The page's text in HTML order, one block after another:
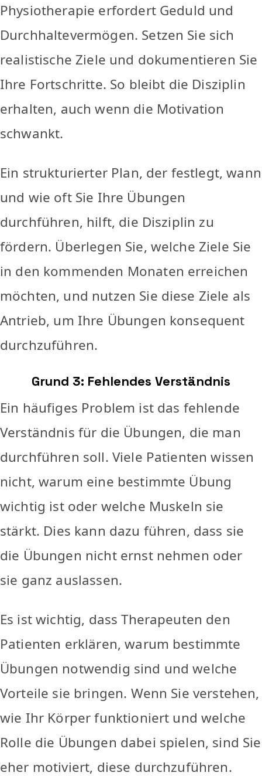
Physiotherapie erfordert Geduld und
Durchhaltevermögen. Setzen Sie sich
realistische Ziele und dokumentieren Sie
Ihre Fortschritte. So bleibt die Disziplin
erhalten, auch wenn die Motivation
schwankt.
Ein strukturierter Plan, der festlegt, wann
und wie oft Sie Ihre Übungen
durchführen, hilft, die Disziplin zu
fördern. Überlegen Sie, welche Ziele Sie
in den kommenden Monaten erreichen
möchten, und nutzen Sie diese Ziele als
Antrieb, um Ihre Übungen konsequent
durchzuführen.
Grund 3: Fehlendes Verständnis
Ein häufiges Problem ist das fehlende
Verständnis für die Übungen, die man
durchführen soll. Viele Patienten wissen
nicht, warum eine bestimmte Übung
wichtig ist oder welche Muskeln sie
stärkt. Dies kann dazu führen, dass sie
die Übungen nicht ernst nehmen oder
sie ganz auslassen.
Es ist wichtig, dass Therapeuten den
Patienten erklären, warum bestimmte
Übungen notwendig sind und welche
Vorteile sie bringen. Wenn Sie verstehen,
wie Ihr Körper funktioniert und welche
Rolle die Übungen dabei spielen, sind Sie
eher motiviert, diese durchzuführen.